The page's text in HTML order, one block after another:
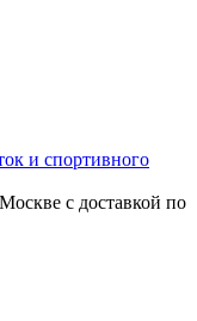
с доставкой по